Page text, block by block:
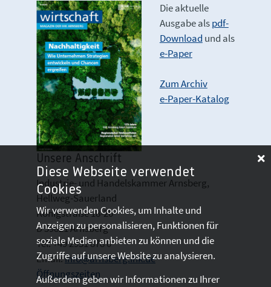
Die aktuelle
Ausgabe alspdf-
Download und als
e-Paper
Zum Archiv
e-Paper-Katalog
Unsere Anschrift
Industrie- und Handelskammer Arnsberg,
Hellweg-Sauerland
Königstraße 18-20
D 59821 Arnsberg
Tel: +49 2931 878 0
Email:info@arnsberg.ihk.de
Öffnungszeiten
Diese Webseite verwendet
Cookies
Wir verwenden Cookies, um Inhalte und
Anzeigen zu personalisieren, Funktionen für
soziale Medien anbieten zu können und die
Zugriffe auf unsere Website zu analysieren.
Außerdem geben wir Informationen zu Ihrer